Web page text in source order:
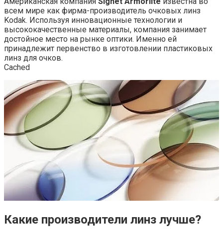
всем мире как фирма-производитель очковых линз
Kodak. Используя инновационные технологии и
высококачественные материалы, компания занимает
достойное место на рынке оптики. Именно ей
принадлежит первенство в изготовлении пластиковых
линз для очков.
Cached
Какие производители линз лучше?